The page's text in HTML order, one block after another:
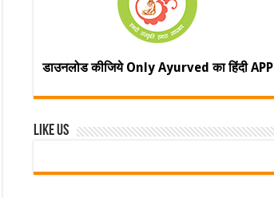
डाउनलोड कीजिये Only Ayurved का हिंदी APP
Like Us